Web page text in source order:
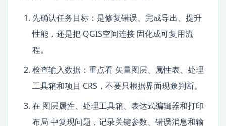
先确认任务目标：是修复错误、完成导出、提升
性能，还是把 QGIS空间连接 固化成可复用流
程。
检查输入数据：重点看 矢量图层、属性表、处理
工具箱和项目 CRS，不要只根据界面现象判断。
在 图层属性、处理工具箱、表达式编辑器和打印
布局 中复现问题，记录关键参数、错误消息和输